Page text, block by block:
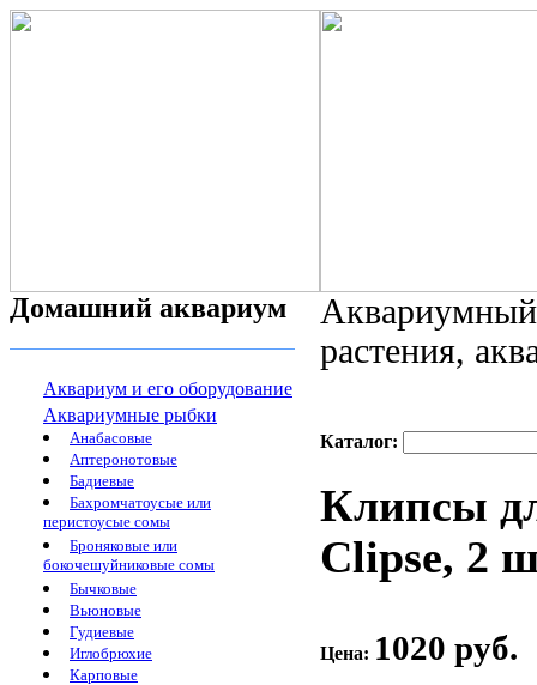
Домашний аквариум
Аквариум и его оборудование
Аквариумные рыбки
Анабасовые
Аптеронотовые
Бадиевые
Бахромчатоусые или
перистоусые сомы
Броняковые или
бокочешуйниковые сомы
Бычковые
Вьюновые
Гудиевые
Иглобрюхие
Карповые
растения,
Каталог:
Клипсы
Clipse, 2
Цена: 1020 руб.